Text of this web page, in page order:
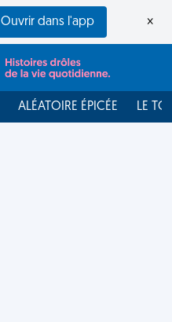
Ouvrir dans l'app ×
ALÉATOIRE ÉPICÉE LE